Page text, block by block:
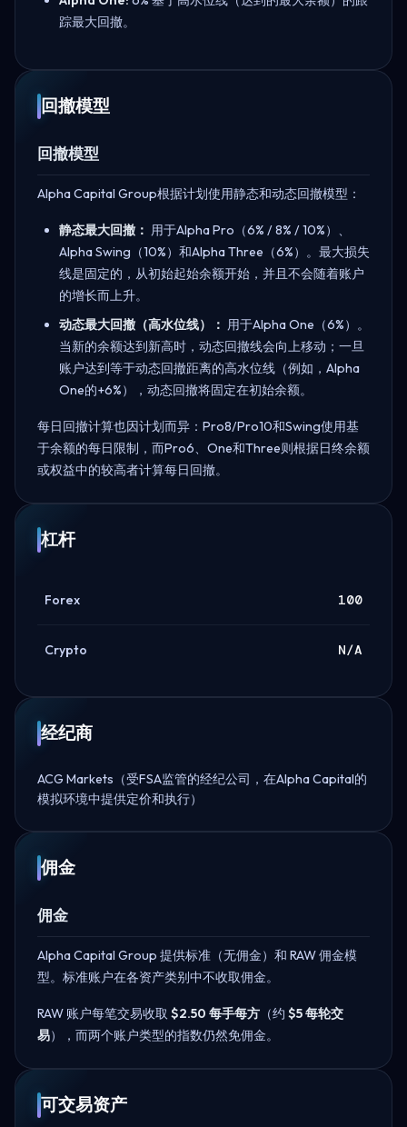
踪最大回撤。
回撤模型
回撤模型
Alpha Capital Group根据计划使用静态和动态回撤模型：
静态最大回撤： 用于Alpha Pro（6% / 8% / 10%）、
Alpha Swing（10%）和Alpha Three（6%）。最大损失
线是固定的，从初始起始余额开始，并且不会随着账户
的增长而上升。
动态最大回撤（高水位线）： 用于Alpha One（6%）。
当新的余额达到新高时，动态回撤线会向上移动；一旦
账户达到等于动态回撤距离的高水位线（例如，Alpha
One的+6%），动态回撤将固定在初始余额。
每日回撤计算也因计划而异：Pro8/Pro10和Swing使用基
于余额的每日限制，而Pro6、One和Three则根据日终余额
或权益中的较高者计算每日回撤。
杠杆
Forex 100
Crypto N/A
经纪商
ACG Markets（受FSA监管的经纪公司，在Alpha Capital的
模拟环境中提供定价和执行）
佣金
佣金
Alpha Capital Group 提供标准（无佣金）和 RAW 佣金模
型。标准账户在各资产类别中不收取佣金。
RAW 账户每笔交易收取 $2.50 每手每方 （约 $5 每轮交
易），而两个账户类型的指数仍然免佣金。
可交易资产